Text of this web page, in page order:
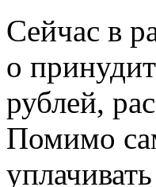
Сейчас в
о
рублей,
Помимо